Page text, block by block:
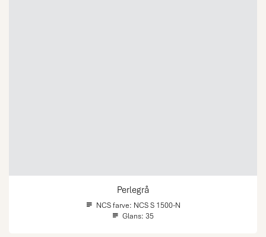
Perlegrå
NCS farve: NCS S 1500-N
Glans:35